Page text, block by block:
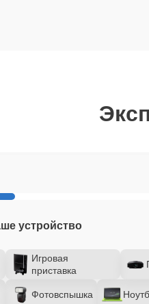
устройство
Игровая
приставка
Фотовспышка